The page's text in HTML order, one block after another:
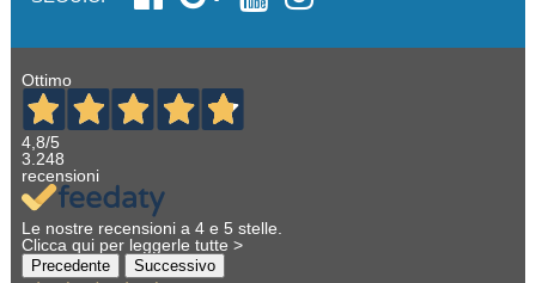
Ottimo
4,8/5
3.248
recensioni
Le nostre recensioni a 4 e 5 stelle.
Clicca qui per leggerle tutte >
Precedente Successivo